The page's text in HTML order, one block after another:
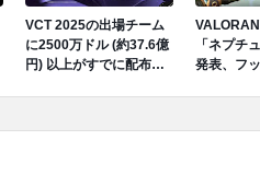
VCT 2025の出場チーム
に2500万ドル (約37.6億
円) 以上がすでに配布、
「ネプチ
発表、フ